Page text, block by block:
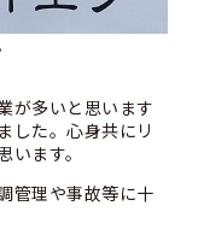
が多いと思います
した。心身共にリ
ます。
管理や事故等に十